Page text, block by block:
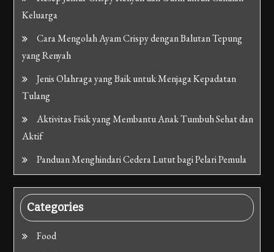
Keluarga
Cara Mengolah Ayam Crispy dengan Balutan Tepung
yang Renyah
Jenis Olahraga yang Baik untuk Menjaga Kepadatan
Tulang
Aktivitas Fisik yang Membantu Anak Tumbuh Sehat dan
Aktif
Panduan Menghindari Cedera Lutut bagi Pelari Pemula
Categories
Food